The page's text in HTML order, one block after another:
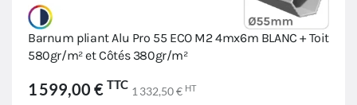
Barnum pliant Alu Pro 55 ECO M2 4mx6m BLANC + Toit
580gr/m² et Côtés 380gr/m²
1 599,00 € TTC 1 332,50 € HT